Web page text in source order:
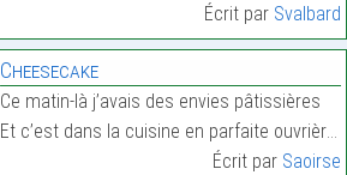
Écrit par Svalbard
Cheesecake
Ce matin-là j’avais des envies pâtissières
Et c’est dans la cuisine en parfaite ouvrière…
Écrit par Saoirse